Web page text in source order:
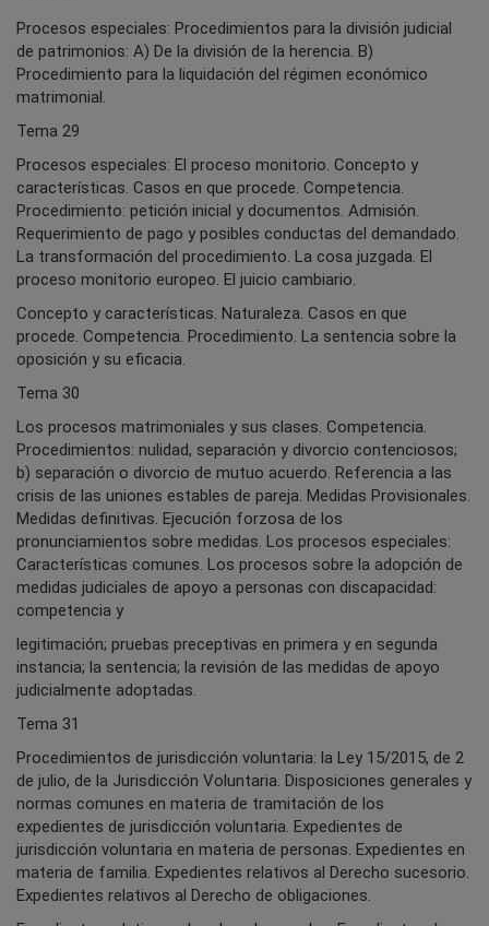
Procesos especiales: Procedimientos para la división judicial
de patrimonios: A) De la división de la herencia. B)
Procedimiento para la liquidación del régimen económico
matrimonial.
Tema 29
Procesos especiales: El proceso monitorio. Concepto y
características. Casos en que procede. Competencia.
Procedimiento: petición inicial y documentos. Admisión.
Requerimiento de pago y posibles conductas del demandado.
La transformación del procedimiento. La cosa juzgada. El
proceso monitorio europeo. El juicio cambiario.
Concepto y características. Naturaleza. Casos en que
procede. Competencia. Procedimiento. La sentencia sobre la
oposición y su eficacia.
Tema 30
Los procesos matrimoniales y sus clases. Competencia.
Procedimientos: nulidad, separación y divorcio contenciosos;
b) separación o divorcio de mutuo acuerdo. Referencia a las
crisis de las uniones estables de pareja. Medidas Provisionales.
Medidas definitivas. Ejecución forzosa de los
pronunciamientos sobre medidas. Los procesos especiales:
Características comunes. Los procesos sobre la adopción de
medidas judiciales de apoyo a personas con discapacidad:
competencia y
legitimación; pruebas preceptivas en primera y en segunda
instancia; la sentencia; la revisión de las medidas de apoyo
judicialmente adoptadas.
Tema 31
Procedimientos de jurisdicción voluntaria: la Ley 15/2015, de 2
de julio, de la Jurisdicción Voluntaria. Disposiciones generales y
normas comunes en materia de tramitación de los
expedientes de jurisdicción voluntaria. Expedientes de
jurisdicción voluntaria en materia de personas. Expedientes en
materia de familia. Expedientes relativos al Derecho sucesorio.
Expedientes relativos al Derecho de obligaciones.